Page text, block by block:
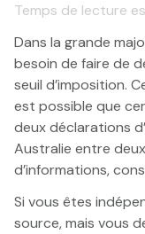
Temps de lecture
Dans la grande
besoin de faire de
seuil d’imposition.
est possible que
deux déclarations
Australie entre
d’informations,
Si vous êtes
source, mais vous